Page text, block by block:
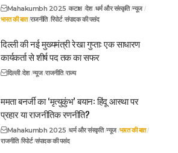
Mahakumbh 2025 कटाक्ष देश धर्म और संस्कृति न्यूज
भारत की बात राजनीति रिपोर्ट संपादक की पसंद
दिल्ली की नई मुख्यमंत्री रेखा गुप्ता: एक साधारण
कार्यकर्ता से शीर्ष पद तक का सफर
दिल्ली देश न्यूज राजनीति राज्य
ममता बनर्जी का ‘मृत्युकुंभ’ बयान: हिंदू आस्था पर
प्रहार या राजनीतिक रणनीति?
Mahakumbh 2025 धर्म और संस्कृति न्यूज भारत की बात
राजनीति रिपोर्ट संपादक की पसंद